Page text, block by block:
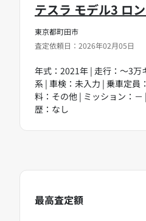
東京都町田市
査定依頼日：2026年02月05日
テスラ モデル3 ロ
年式：2021年 | 走行：～3万
系 | 車検：未入力 | 乗車定員
料：その他 | ミッション：
歴：なし
最高査定額